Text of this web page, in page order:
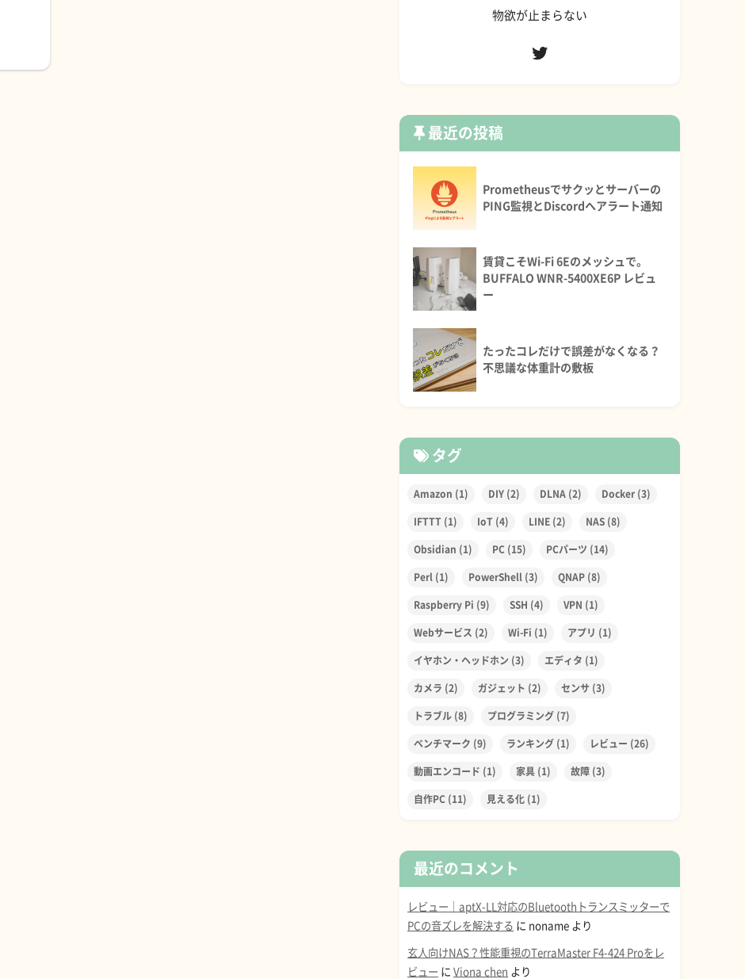
物欲が止まらない
最近の投稿
Prometheusでサクッとサーバーの
PING監視とDiscordへアラート通知
賃貸こそWi-Fi 6Eのメッシュで。
BUFFALO WNR-5400XE6P レビュ
ー
たったコレだけで誤差がなくなる？
不思議な体重計の敷板
タグ
Amazon (1) DIY (2) DLNA (2) Docker (3)
IFTTT (1) IoT (4) LINE (2) NAS (8)
Obsidian (1) PC (15) PCパーツ (14)
Perl (1) PowerShell (3) QNAP (8)
Raspberry Pi (9) SSH (4) VPN (1)
Webサービス (2) Wi-Fi (1) アプリ (1)
イヤホン・ヘッドホン (3) エディタ (1)
カメラ (2) ガジェット (2) センサ (3)
トラブル (8) プログラミング (7)
ベンチマーク (9) ランキング (1) レビュー (26)
動画エンコード (1) 家具 (1) 故障 (3)
自作PC (11) 見える化 (1)
最近のコメント
レビュー｜aptX-LL対応のBluetoothトランスミッターで
PCの音ズレを解決する に noname より
玄人向けNAS？性能重視のTerraMaster F4-424 Proをレ
ビュー に Viona chen より